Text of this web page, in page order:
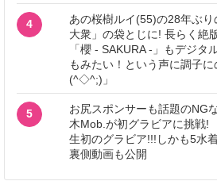
4
あの桜樹ルイ(55)の28年ぶり
大衆」の袋とじに! 長らく絶
「櫻 - SAKURA -」もデジタ
もみたい！という声に調子
(^◇^;)」
5
お尻スポンサーも話題のNG
木Mob.が初グラビアに挑戦!
生初のグラビア!!!しかも5水
裏側動画も公開